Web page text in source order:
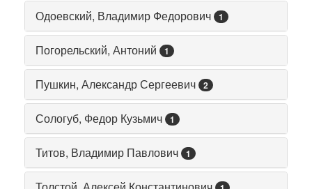
Одоевский, Владимир Федорович 1
Погорельский, Антоний 1
Пушкин, Александр Сергеевич 2
Сологуб, Федор Кузьмич 1
Титов, Владимир Павлович 1